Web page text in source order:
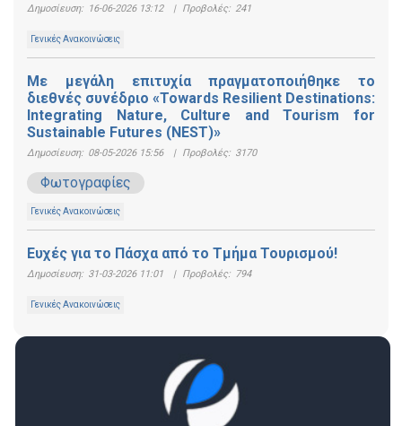
Δημοσίευση: 16-06-2026 13:12 | Προβολές: 241
Γενικές Ανακοινώσεις
Με μεγάλη επιτυχία πραγματοποιήθηκε το
διεθνές συνέδριο «Towards Resilient Destinations:
Integrating Nature, Culture and Tourism for
Sustainable Futures (NEST)»
Δημοσίευση: 08-05-2026 15:56 | Προβολές: 3170
Φωτογραφίες
Γενικές Ανακοινώσεις
Ευχές για το Πάσχα από το Τμήμα Τουρισμού!
Δημοσίευση: 31-03-2026 11:01 | Προβολές: 794
Γενικές Ανακοινώσεις